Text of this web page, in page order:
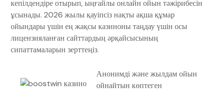
кепілдендіре отырып, ыңғайлы онлайн ойын тәжірибесін
ұсынады. 2026 жылы қауіпсіз нақты ақша құмар
ойындары үшін ең жақсы казиноны таңдау үшін осы
лицензияланған сайттардың әрқайсысының
сипаттамаларын зерттеңіз.
Анонимді және жылдам ойын
ойнайтын көптеген